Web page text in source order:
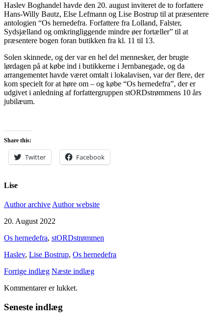
Haslev Boghandel havde den 20. august inviteret de to forfattere
Hans-Willy Bautz, Else Lefmann og Lise Bostrup til at præsentere
antologien “Os hernedefra. Forfattere fra Lolland, Falster,
Sydsjælland og omkringliggende mindre øer fortæller” til at
præsentere bogen foran butikken fra kl. 11 til 13.
Solen skinnede, og der var en hel del mennesker, der brugte
lørdagen på at købe ind i butikkerne i Jernbanegade, og da
arrangementet havde været omtalt i lokalavisen, var der flere, der
kom specielt for at høre om – og købe “Os hernedefra”, der er
udgivet i anledning af forfattergruppen stORDstrømmens 10 års
jubilæum.
Share this:
Twitter Facebook
Lise
Author archive Author website
20. August 2022
Os hernedefra, stORDstrømmen
Haslev, Lise Bostrup, Os hernedefra
Forrige indlæg Næste indlæg
Kommentarer er lukket.
Seneste indlæg